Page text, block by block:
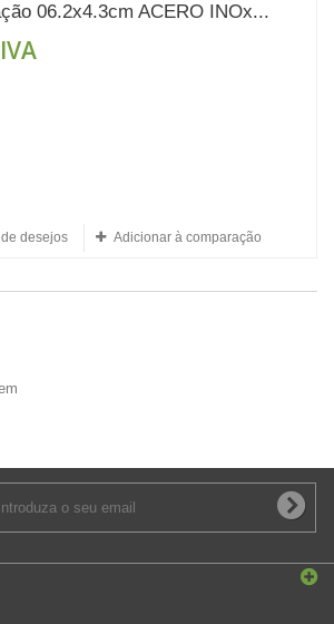
06.2x4.3cm ACERO INOx...
desejos Adicionar à comparação